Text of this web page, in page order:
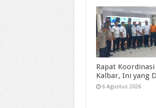
Rapat Koordinasi
Kalbar, Ini yang
6 Agustus 2026